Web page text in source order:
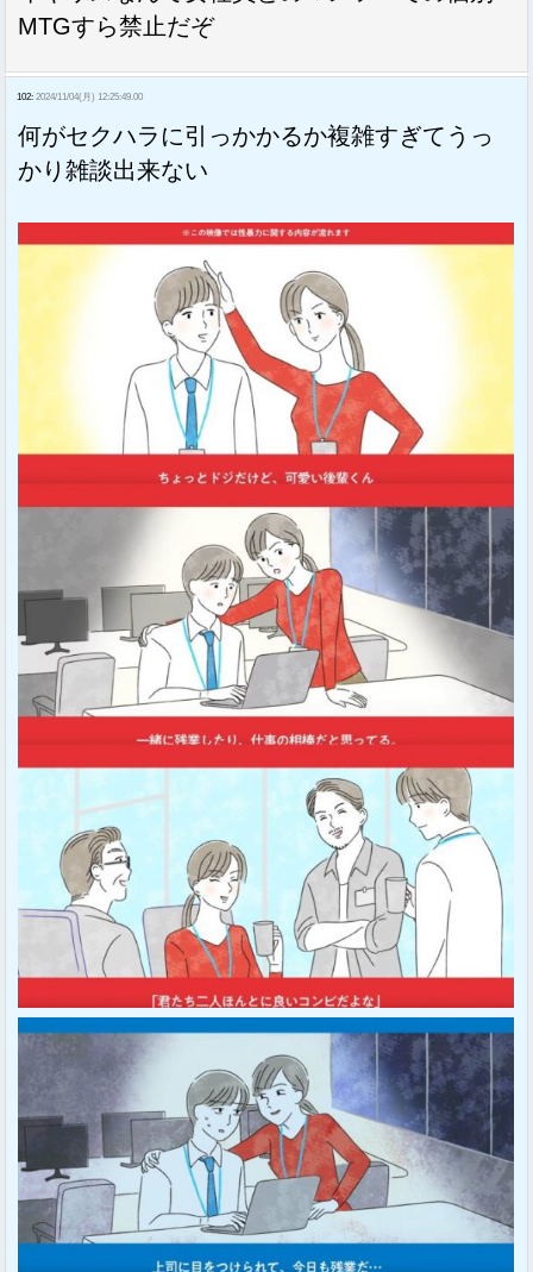
MTGすら禁止だぞ
102: 2024/11/04(月) 12:25:49.00
何がセクハラに引っかかるか複雑すぎてうっ
かり雑談出来ない